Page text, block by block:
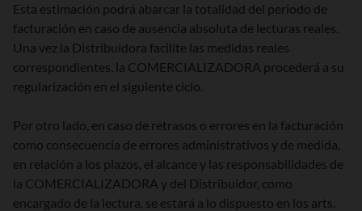
Esta estimación podrá abarcar la totalidad del periodo de
facturación en caso de ausencia absoluta de lecturas reales.
Una vez la Distribuidora facilite las medidas reales
correspondientes, la COMERCIALIZADORA procederá a su
regularización en el siguiente ciclo.
Por otro lado, en caso de retrasos o errores en la facturación
como consecuencia de errores administrativos y de medida,
en relación a los plazos, el alcance y las responsabilidades de
la COMERCIALIZADORA y del Distribuidor, como
encargado de la lectura, se estará a lo dispuesto en los arts.